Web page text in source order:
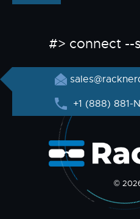
#> connect --
+1 (888) 881-
©